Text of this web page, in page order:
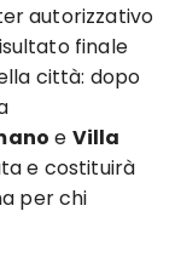
autorizzativo
finale
città: dopo
e Villa
e costituirà
per chi